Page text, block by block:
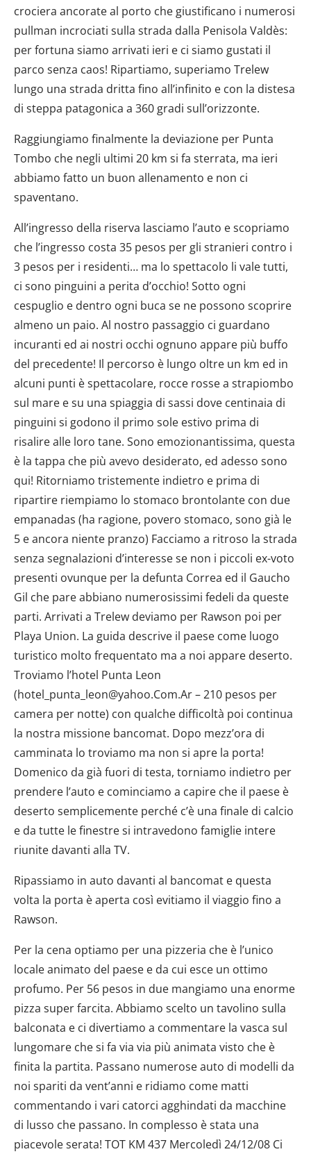
crociera ancorate al porto che giustificano i numerosi
pullman incrociati sulla strada dalla Penisola Valdès:
per fortuna siamo arrivati ieri e ci siamo gustati il
parco senza caos! Ripartiamo, superiamo Trelew
lungo una strada dritta fino all’infinito e con la distesa
di steppa patagonica a 360 gradi sull’orizzonte.
Raggiungiamo finalmente la deviazione per Punta
Tombo che negli ultimi 20 km si fa sterrata, ma ieri
abbiamo fatto un buon allenamento e non ci
spaventano.
All’ingresso della riserva lasciamo l’auto e scopriamo
che l’ingresso costa 35 pesos per gli stranieri contro i
3 pesos per i residenti… ma lo spettacolo li vale tutti,
ci sono pinguini a perita d’occhio! Sotto ogni
cespuglio e dentro ogni buca se ne possono scoprire
almeno un paio. Al nostro passaggio ci guardano
incuranti ed ai nostri occhi ognuno appare più buffo
del precedente! Il percorso è lungo oltre un km ed in
alcuni punti è spettacolare, rocce rosse a strapiombo
sul mare e su una spiaggia di sassi dove centinaia di
pinguini si godono il primo sole estivo prima di
risalire alle loro tane. Sono emozionantissima, questa
è la tappa che più avevo desiderato, ed adesso sono
qui! Ritorniamo tristemente indietro e prima di
ripartire riempiamo lo stomaco brontolante con due
empanadas (ha ragione, povero stomaco, sono già le
5 e ancora niente pranzo) Facciamo a ritroso la strada
senza segnalazioni d’interesse se non i piccoli ex-voto
presenti ovunque per la defunta Correa ed il Gaucho
Gil che pare abbiano numerosissimi fedeli da queste
parti. Arrivati a Trelew deviamo per Rawson poi per
Playa Union. La guida descrive il paese come luogo
turistico molto frequentato ma a noi appare deserto.
Troviamo l’hotel Punta Leon
(hotel_punta_leon@yahoo.Com.Ar – 210 pesos per
camera per notte) con qualche difficoltà poi continua
la nostra missione bancomat. Dopo mezz’ora di
camminata lo troviamo ma non si apre la porta!
Domenico da già fuori di testa, torniamo indietro per
prendere l’auto e cominciamo a capire che il paese è
deserto semplicemente perché c’è una finale di calcio
e da tutte le finestre si intravedono famiglie intere
riunite davanti alla TV.
Ripassiamo in auto davanti al bancomat e questa
volta la porta è aperta così evitiamo il viaggio fino a
Rawson.
Per la cena optiamo per una pizzeria che è l’unico
locale animato del paese e da cui esce un ottimo
profumo. Per 56 pesos in due mangiamo una enorme
pizza super farcita. Abbiamo scelto un tavolino sulla
balconata e ci divertiamo a commentare la vasca sul
lungomare che si fa via via più animata visto che è
finita la partita. Passano numerose auto di modelli da
noi spariti da vent’anni e ridiamo come matti
commentando i vari catorci agghindati da macchine
di lusso che passano. In complesso è stata una
piacevole serata! TOT KM 437 Mercoledì 24/12/08 Ci